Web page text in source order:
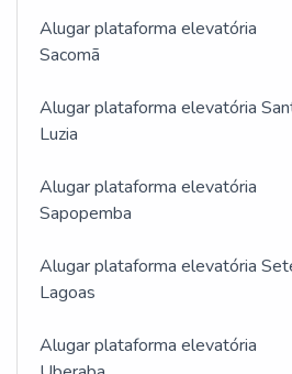
Alugar plataforma elevatória
Sacomã
Alugar plataforma elevatória
Luzia
Alugar plataforma elevatória
Sapopemba
Alugar plataforma elevatória
Lagoas
Alugar plataforma elevatória